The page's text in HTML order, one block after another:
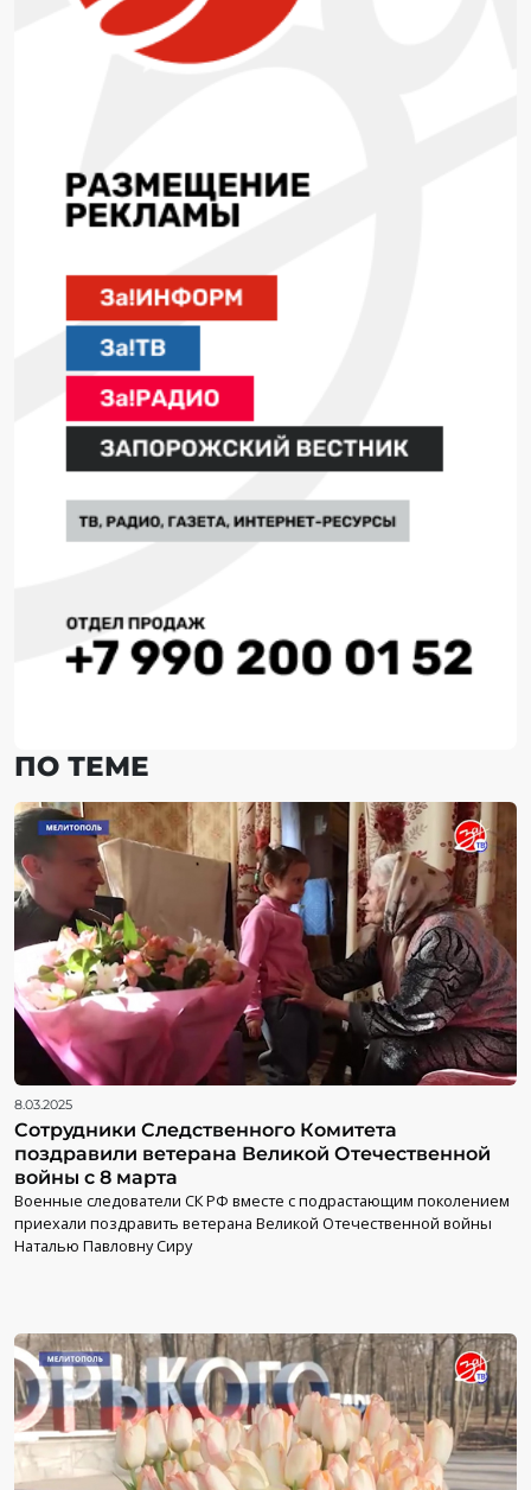
ПО ТЕМЕ
8.03.2025
Сотрудники Следственного Комитета
поздравили ветерана Великой Отечественной
войны с 8 марта
Военные следователи СК РФ вместе с подрастающим поколением
приехали поздравить ветерана Великой Отечественной войны
Наталью Павловну Сиру